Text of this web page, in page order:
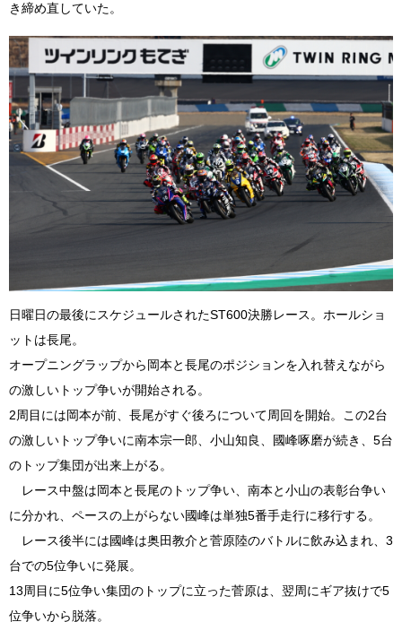
き締め直していた。
日曜日の最後にスケジュールされたST600決勝レース。ホールショ
ットは長尾。
オープニングラップから岡本と長尾のポジションを入れ替えながら
の激しいトップ争いが開始される。
2周目には岡本が前、長尾がすぐ後ろについて周回を開始。この2台
の激しいトップ争いに南本宗一郎、小山知良、國峰啄磨が続き、5台
のトップ集団が出来上がる。
レース中盤は岡本と長尾のトップ争い、南本と小山の表彰台争い
に分かれ、ペースの上がらない國峰は単独5番手走行に移行する。
レース後半には國峰は奥田教介と菅原陸のバトルに飲み込まれ、3
台での5位争いに発展。
13周目に5位争い集団のトップに立った菅原は、翌周にギア抜けで5
位争いから脱落。